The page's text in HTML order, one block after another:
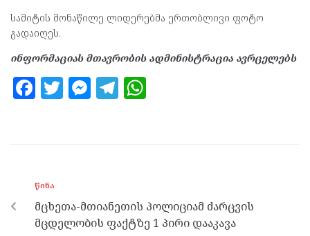
სამიტის მონაწილე ლიდერებმა ერთობლივი ფოტო
გადაიღეს.
ინფორმაციას მთავრობის ადმინისტრაცია ავრცელებს
F
o
o
k
T M
er
T
m p
p
ᲬᲘᲜᲐ
მცხეთა-მთიანეთის პოლიციამ ძარცვის
მცდელობის ფაქტზე 1 პირი დააკავა